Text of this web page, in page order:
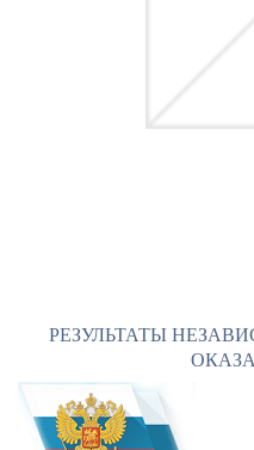
РЕЗУЛЬТАТЫ